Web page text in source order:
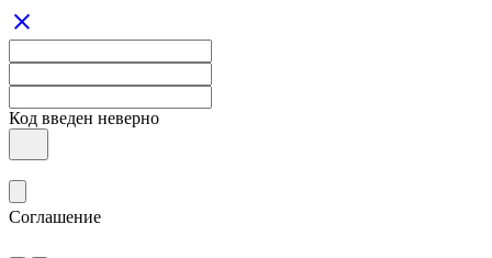
Код введен неверно
Соглашение